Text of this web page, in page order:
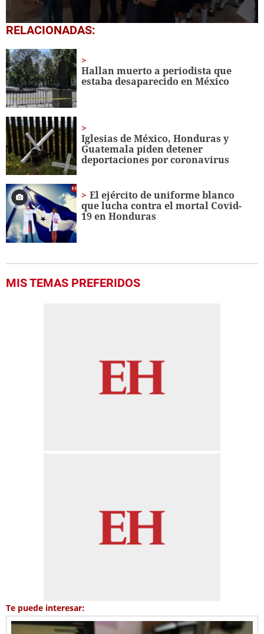
0
seconds
1
minute,
56
seconds
RELACIONADAS:
Hallan muerto a periodista que
estaba desaparecido en México
Iglesias de México, Honduras y
Guatemala piden detener
deportaciones por coronavirus
El ejército de uniforme blanco
que lucha contra el mortal Covid-
19 en Honduras
MIS TEMAS PREFERIDOS
Te puede interesar: